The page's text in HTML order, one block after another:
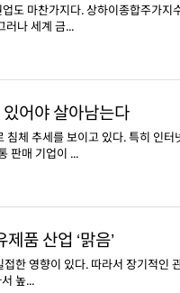
도 마찬가지다. 상하이종합주가
러나 세계 금...
있어야 살아남는다
체 추세를 보이고 있다. 특히 인
판매 기업이 ...
품 산업 ‘맑음’
한 영향이 있다. 따라서 장기적
높...